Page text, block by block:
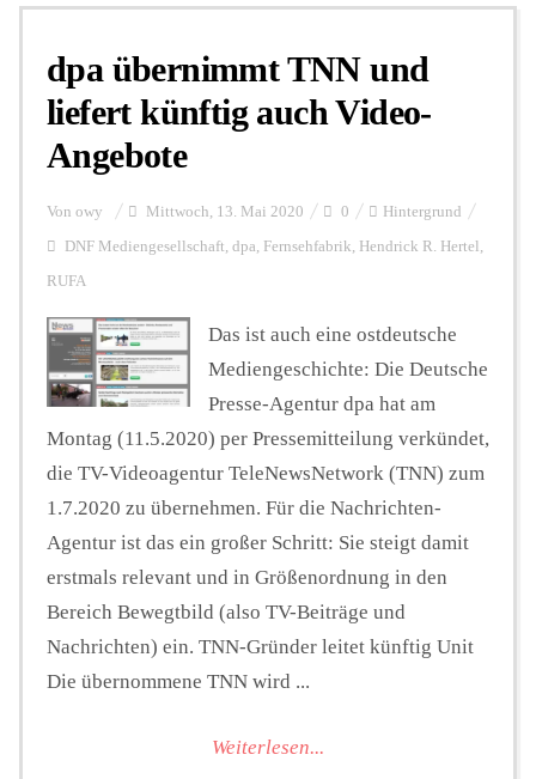
Personalien
FUNKTURM-Beiträge
Podcast
Seminare
Unterstützen
dpa übernimmt TNN und
liefert künftig auch Video-
Angebote
Von owy Mittwoch, 13. Mai 2020 0 Hintergrund
DNF Mediengesellschaft, dpa, Fernsehfabrik, Hendrick R. Hertel ,
RUFA
Das ist auch eine ostdeutsche
Mediengeschichte: Die Deutsche
Presse-Agentur dpa hat am
Montag (11.5.2020) per Pressemitteilung verkündet,
die TV-Videoagentur TeleNewsNetwork (TNN) zum
1.7.2020 zu übernehmen. Für die Nachrichten-
Agentur ist das ein großer Schritt: Sie steigt damit
erstmals relevant und in Größenordnung in den
Bereich Bewegtbild (also TV-Beiträge und
Nachrichten) ein. TNN-Gründer leitet künftig Unit
Die übernommene TNN wird ...
Weiterlesen...